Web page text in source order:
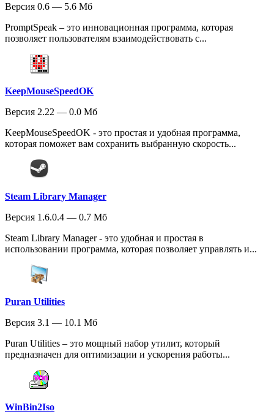
Версия 0.6 — 5.6 Мб
PromptSpeak – это инновационная программа, которая
позволяет пользователям взаимодействовать с...
KeepMouseSpeedOK
Версия 2.22 — 0.0 Мб
KeepMouseSpeedOK - это простая и удобная программа,
которая поможет вам сохранить выбранную скорость...
Steam Library Manager
Версия 1.6.0.4 — 0.7 Мб
Steam Library Manager - это удобная и простая в
использовании программа, которая позволяет управлять и...
Puran Utilities
Версия 3.1 — 10.1 Мб
Puran Utilities – это мощный набор утилит, который
предназначен для оптимизации и ускорения работы...
WinBin2Iso